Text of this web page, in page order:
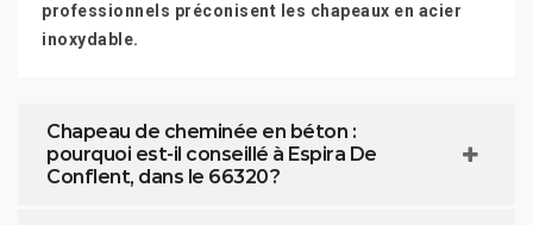
professionnels préconisent les chapeaux en acier
inoxydable.
Chapeau de cheminée en béton :
pourquoi est-il conseillé à Espira De
Conflent, dans le 66320 ?